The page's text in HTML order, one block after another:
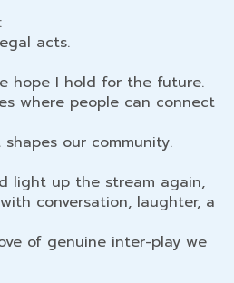
acts.
hope I hold for the future.
where people can connect
our community.
light up the stream again,
conversation, laughter, a
of genuine inter-play we